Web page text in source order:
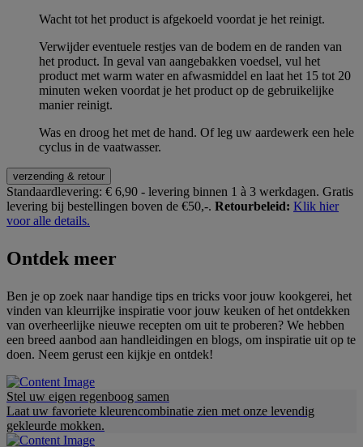
Wacht tot het product is afgekoeld voordat je het reinigt.
Verwijder eventuele restjes van de bodem en de randen van
het product. In geval van aangebakken voedsel, vul het
product met warm water en afwasmiddel en laat het 15 tot 20
minuten weken voordat je het product op de gebruikelijke
manier reinigt.
Was en droog het met de hand. Of leg uw aardewerk een hele
cyclus in de vaatwasser.
verzending & retour
Standaardlevering: € 6,90 - levering binnen 1 à 3 werkdagen. Gratis
levering bij bestellingen boven de €50,-. Retourbeleid: Klik hier
voor alle details.
Ontdek meer
Ben je op zoek naar handige tips en tricks voor jouw kookgerei, het
vinden van kleurrijke inspiratie voor jouw keuken of het ontdekken
van overheerlijke nieuwe recepten om uit te proberen? We hebben
een breed aanbod aan handleidingen en blogs, om inspiratie uit op te
doen. Neem gerust een kijkje en ontdek!
Stel uw eigen regenboog samen
Laat uw favoriete kleurencombinatie zien met onze levendig
gekleurde mokken.